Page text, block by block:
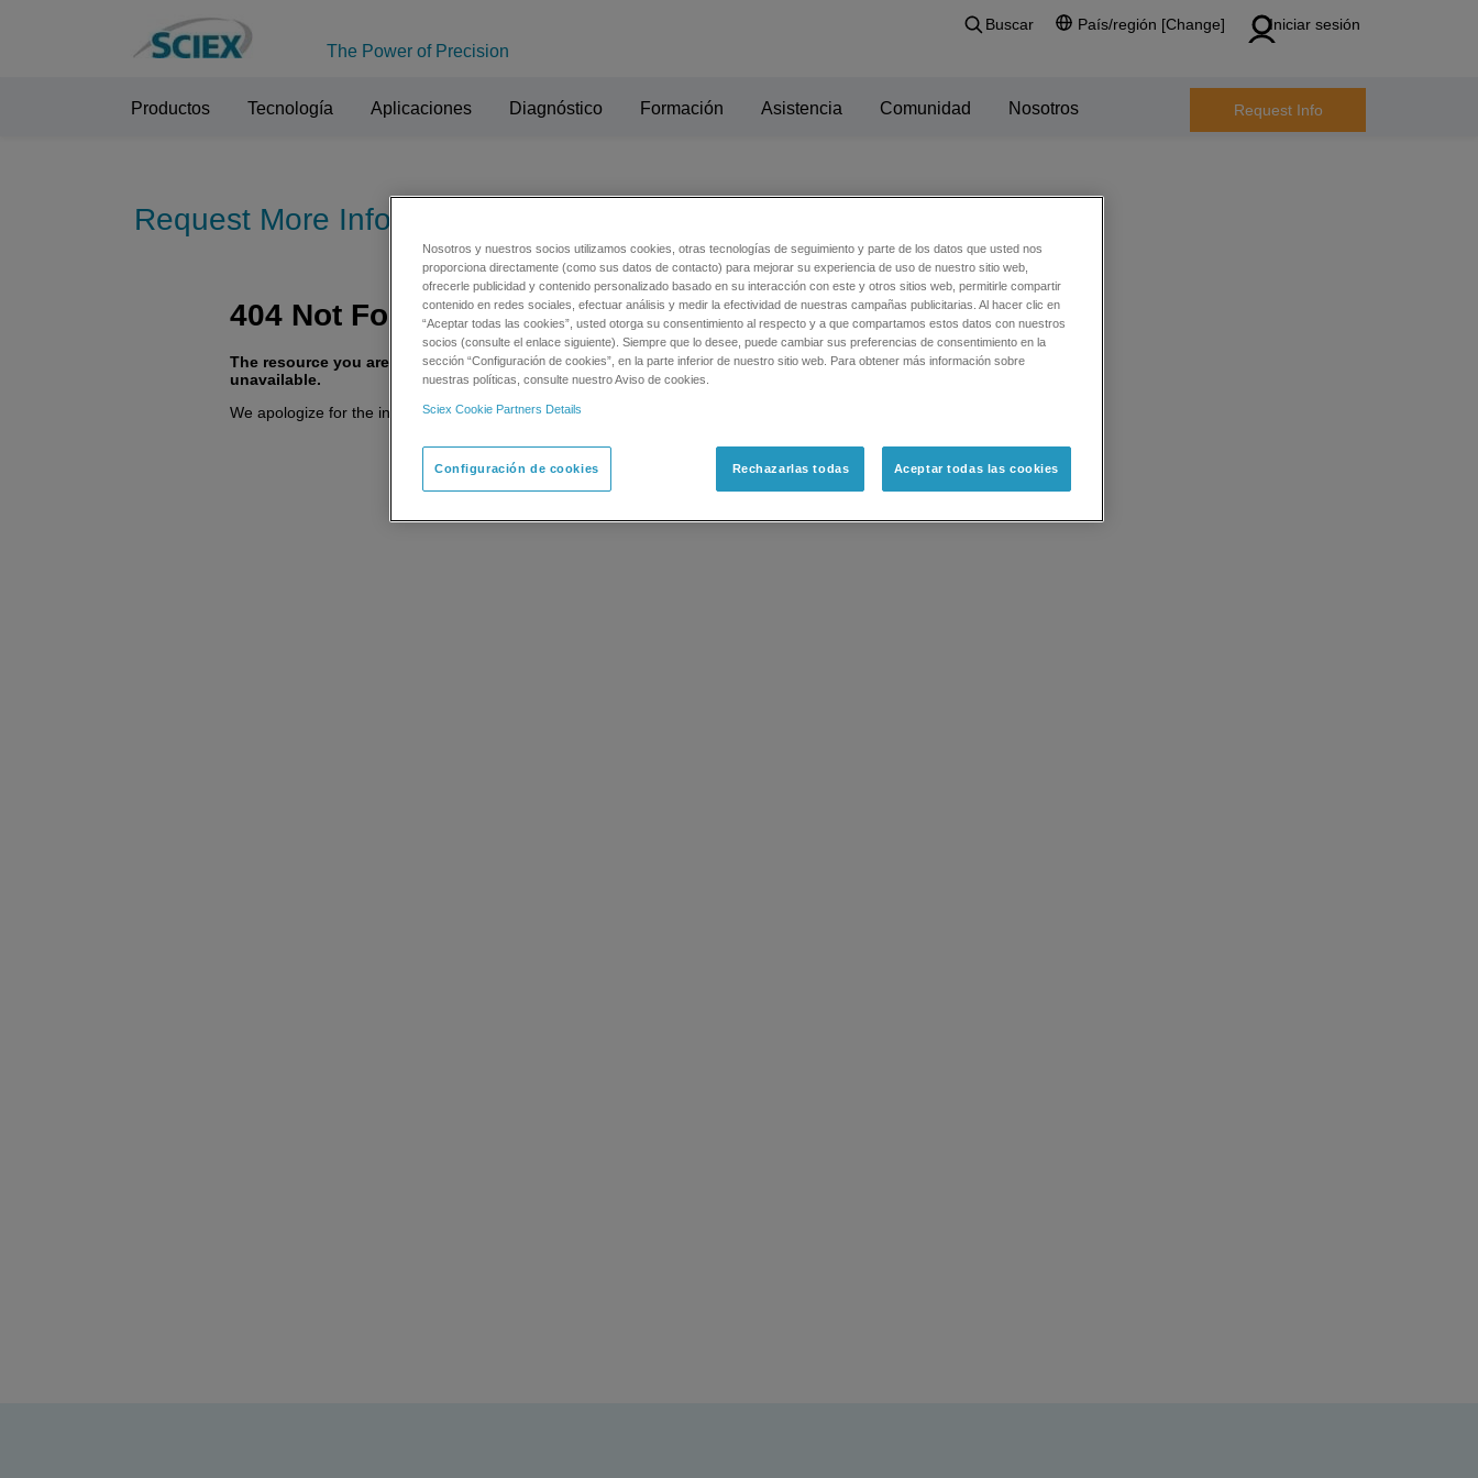
The Power of Precision
Buscar País/región [Change] Iniciar sesión
Productos Tecnología Aplicaciones Diagnóstico Formación Asistencia Comunidad Nosotros Request Info
Request More Information
Nosotros y nuestros socios utilizamos cookies, otras tecnologías de seguimiento y parte de los datos que usted nos
proporciona directamente (como sus datos de contacto) para mejorar su experiencia de uso de nuestro sitio web,
ofrecerle publicidad y contenido personalizado basado en su interacción con este y otros sitios web, permitirle compartir
contenido en redes sociales, efectuar análisis y medir la efectividad de nuestras campañas publicitarias. Al hacer clic en
“Aceptar todas las cookies”, usted otorga su consentimiento al respecto y a que compartamos estos datos con nuestros
socios (consulte el enlace siguiente). Siempre que lo desee, puede cambiar sus preferencias de consentimiento en la
sección “Configuración de cookies”, en la parte inferior de nuestro sitio web. Para obtener más información sobre
nuestras políticas, consulte nuestro Aviso de cookies.
Sciex Cookie Partners Details
Configuración de cookies Rechazarlas todas Aceptar todas las cookies